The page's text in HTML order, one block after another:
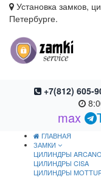
Установка замков,
Петербурге.
+7(812) 605-
max
ГЛАВНАЯ
ЗАМКИ
ЦИЛИНДРЫ ARCANO
ЦИЛИНДРЫ CISA
ЦИЛИНДРЫ